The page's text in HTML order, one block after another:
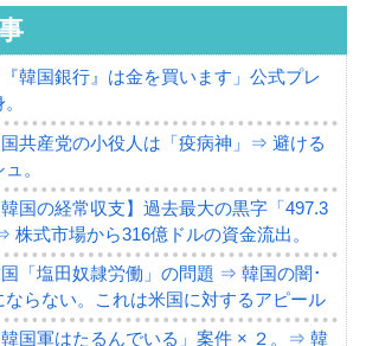
『韓国銀行』は金を買います」公式プレ
共産党の小役人は「疫病神」⇒ 避ける
。
韓国の経常収支】過去最大の黒字「497.3
株式市場から316億ドルの資金流出。
「塩田奴隷労働」の問題 ⇒ 韓国の闇･
ならない。これは米国に対するアピール
韓国軍はたるんでいる」案件 × ２。⇒ 韓